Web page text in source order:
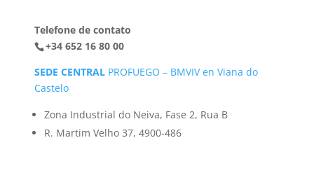
Telefone de contato
+34 652 16 80 00
SEDE CENTRALPROFUEGO – BMVIV en Viana do
Castelo
Zona Industrial do Neiva, Fase 2, Rua B
R. Martim Velho 37, 4900-486